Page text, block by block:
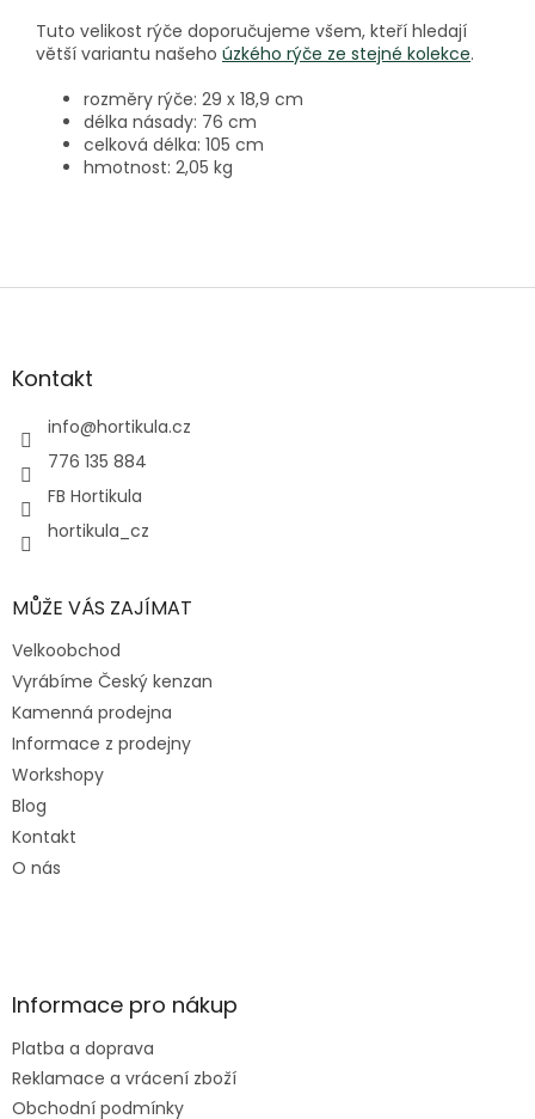
Tuto velikost rýče doporučujeme všem, kteří hledají
větší variantu našeho úzkého rýče ze stejné kolekce.
rozměry rýče: 29 x 18,9 cm
délka násady: 76 cm
celková délka: 105 cm
hmotnost: 2,05 kg
Z
aKontakt
info@hortikula.cz
776 135 884
FB Hortikula
hortikula_cz
MŮŽE VÁS ZAJÍMAT
Velkoobchod
Vyrábíme Český kenzan
Kamenná prodejna
Informace z prodejny
Workshopy
Blog
Kontakt
O nás
Informace pro nákup
Platba a doprava
Reklamace a vrácení zboží
Obchodní podmínky